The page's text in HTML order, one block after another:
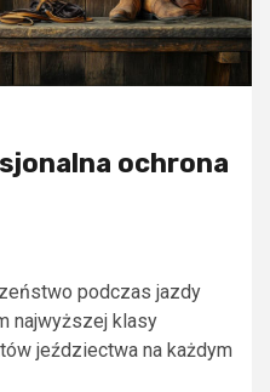
ochrona
podczas jazdy
najwyższej klasy
jeździectwa na każdym